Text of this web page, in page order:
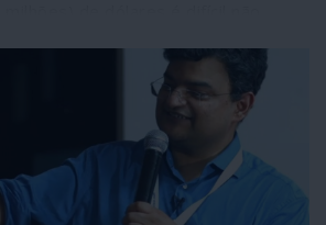
e os Talibã na cidade de Doha,